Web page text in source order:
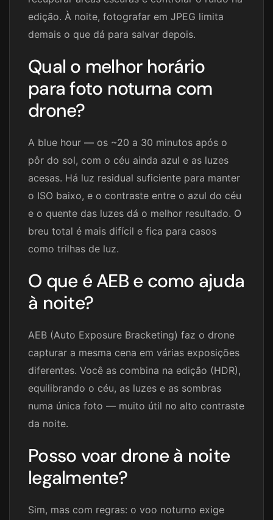
edição. À noite, fotografar em JPEG limita
demais o que dá para salvar depois.
Qual o melhor horário
para foto noturna com
drone?
A blue hour — os ~20 a 30 minutos após o
pôr do sol, com o céu ainda azul e as luzes
acesas. Há luz residual suficiente para manter
o ISO baixo, e o contraste entre o azul do céu
e o quente das luzes dá o melhor resultado. O
breu total é mais difícil e fica para casos
como trilhas de luz.
O que é AEB e como ajuda
à noite?
AEB (Auto Exposure Bracketing) faz o drone
capturar a mesma cena em várias exposições
diferentes. Você as combina na edição (HDR),
equilibrando o céu, as luzes e as sombras
numa única foto — muito útil no alto contraste
da noite.
Posso voar drone à noite
legalmente?
Sim, mas com regras: o voo noturno exige